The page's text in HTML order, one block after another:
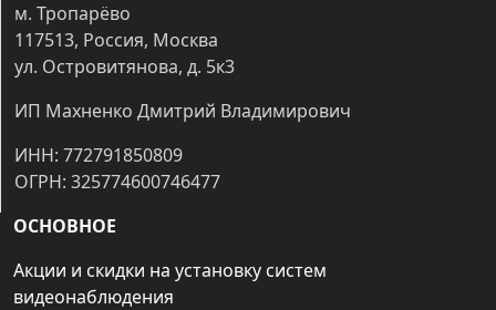
м. Тропарёво
117513, Россия, Москва
ул. Островитянова, д. 5к3
ИП Махненко Дмитрий Владимирович
ИНН: 772791850809
ОГРН: 325774600746477
ОСНОВНОЕ
Акции и скидки на установку систем
видеонаблюдения